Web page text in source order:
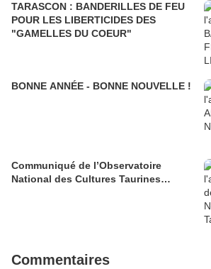
TARASCON : BANDERILLES DE FEU
POUR LES LIBERTICIDES DES
"GAMELLES DU COEUR"
BONNE ANNÉE - BONNE NOUVELLE !
Communiqué de l’Observatoire
National des Cultures Taurines…
Commentaires